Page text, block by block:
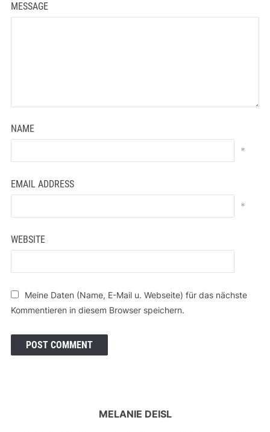
MESSAGE
NAME
*
EMAIL ADDRESS
*
WEBSITE
Meine Daten (Name, E-Mail u. Webseite) für das nächste
Kommentieren in diesem Browser speichern.
MELANIE DEISL